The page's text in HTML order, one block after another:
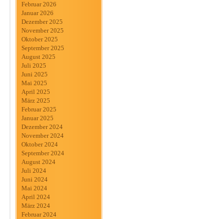
Februar 2026
Januar 2026
Dezember 2025
November 2025
Oktober 2025
September 2025
August 2025
Juli 2025
Juni 2025
Mai 2025
April 2025
März 2025
Februar 2025
Januar 2025
Dezember 2024
November 2024
Oktober 2024
September 2024
August 2024
Juli 2024
Juni 2024
Mai 2024
April 2024
März 2024
Februar 2024